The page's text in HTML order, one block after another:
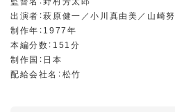
出演者：萩原健一／小川真由美／山崎努
制作年：1977年
本編分数：151分
制作国：日本
配給会社名：松竹